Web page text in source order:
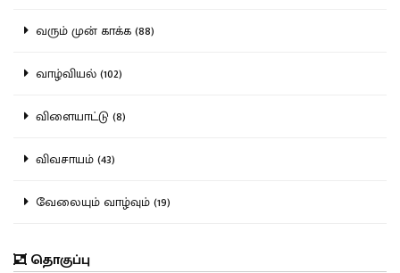
வரும் முன் காக்க (88)
வாழ்வியல் (102)
விளையாட்டு (8)
விவசாயம் (43)
வேலையும் வாழ்வும் (19)
தொகுப்பு